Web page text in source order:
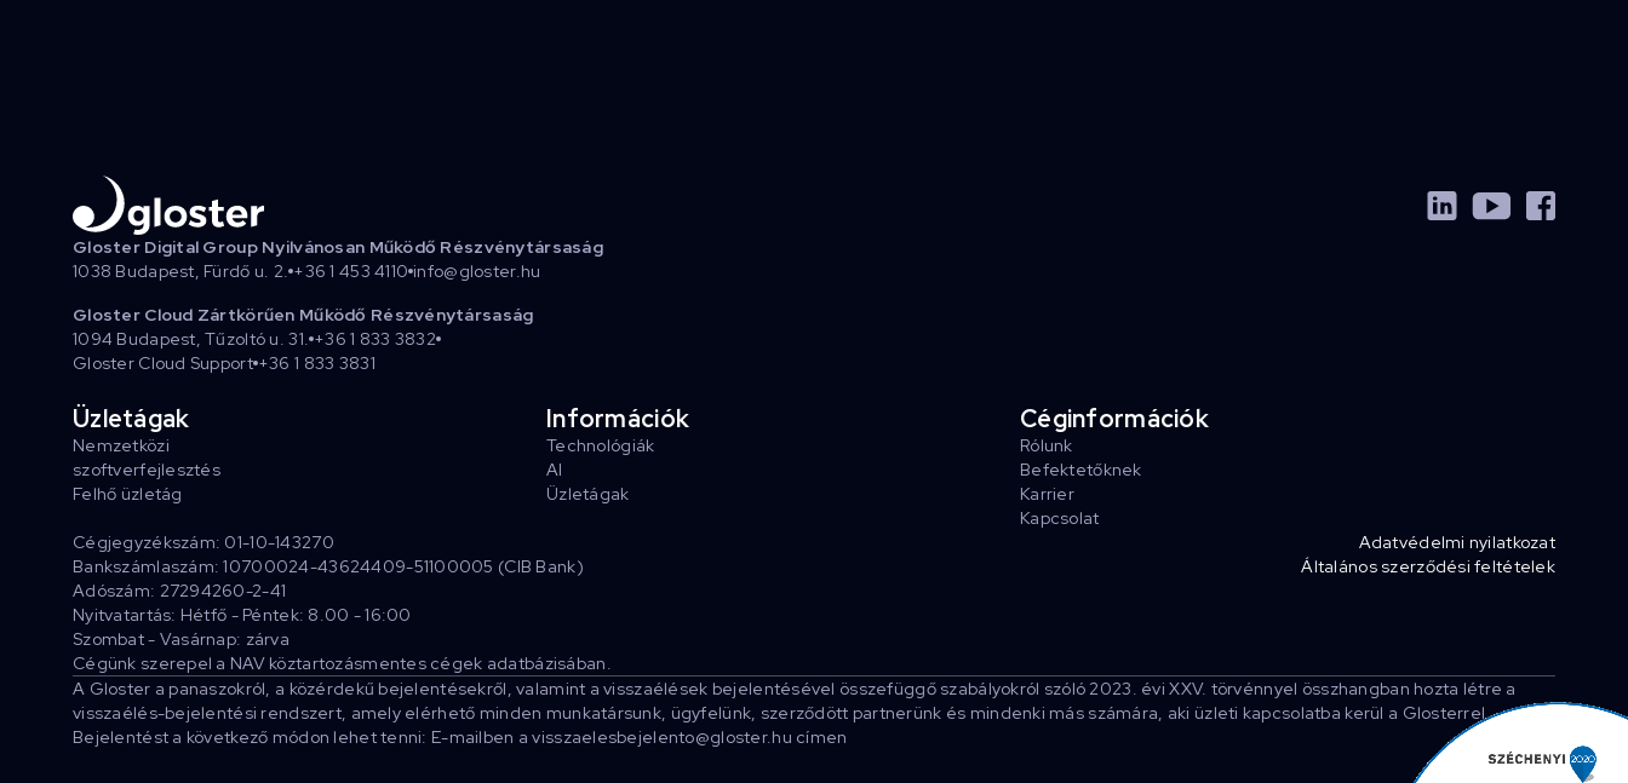
Gloster Digital Group Nyilvánosan Működő Részvénytársaság
1038 Budapest, Fürdő u. 2. +36 1 453 4110 info@gloster.hu
Gloster Cloud Zártkörűen Működő Részvénytársaság
1094 Budapest, Tűzoltó u. 31. +36 1 833 3832
Gloster Cloud Support +36 1 833 3831
Üzletágak
Nemzetközi
szoftverfejlesztés
Felhő üzletág
Információk
Technológiák
AI
Üzletágak
Céginformációk
Rólunk
Befektetőknek
Karrier
Kapcsolat
Cégjegyzékszám: 01-10-143270
Bankszámlaszám: 10700024-43624409-51100005 (CIB Bank)
Adószám: 27294260-2-41
Nyitvatartás: Hétfő - Péntek: 8.00 - 16:00
Szombat - Vasárnap: zárva
Cégünk szerepel a NAV köztartozásmentes cégek adatbázisában.
Adatvédelmi nyilatkozat
Általános szerződési feltételek
A Gloster a panaszokról, a közérdekű bejelentésekről, valamint a visszaélések bejelentésével összefüggő szabályokról szóló 2023. évi XXV. törvénnyel összhangban hozta létre a
visszaélés-bejelentési rendszert, amely elérhető minden munkatársunk, ügyfelünk, szerződött partnerünk és mindenki más számára, aki üzleti kapcsolatba kerül a Glosterrel.
Bejelentést a következő módon lehet tenni: E-mailben a visszaelesbejelento@gloster.hu címen